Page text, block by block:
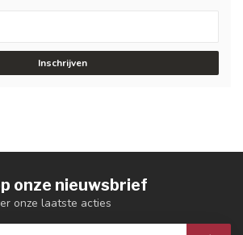
Inschrijven
onze nieuwsbrief
onze laatste acties